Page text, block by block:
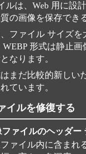
ルは、Web 用に
の画像を保存でき
ファイル サイズ
WEBP 形式は静止
なります。
まだ比較的新し
ています。
イルを修復する
ァイルのヘッダー
ァイル内に含ま